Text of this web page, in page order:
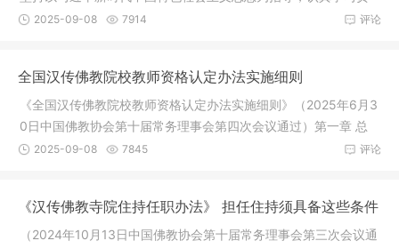
彻习近平
评论
2025-09-08 7914
全国汉传佛教院校教师资格认定办法实施细则
《全国汉传佛教院校教师资格认定办法实施细则》（2025年6月3
0日中国佛教协会第十届常务理事会第四次会议通过）第一章 总
则第一
评论
2025-09-08 7845
《汉传佛教寺院住持任职办法》 担任住持须具备这些条件
（2024年10月13日中国佛教协会第十届常务理事会第三次会议通